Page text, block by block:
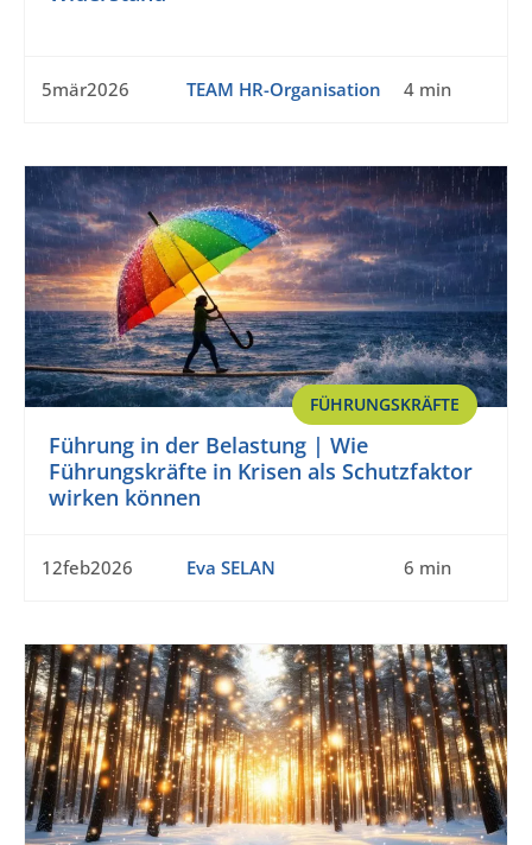
5mär2026 TEAM HR-Organisation 4 min
FÜHRUNGSKRÄFTE
Führung in der Belastung | Wie
Führungskräfte in Krisen als Schutzfaktor
wirken können
12feb2026 Eva SELAN 6 min